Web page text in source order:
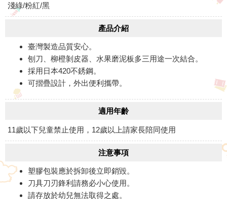
淺綠/粉紅/黑
產品介紹
臺灣製造品質安心。
刨刀、柳橙剝皮器、水果磨泥板多三用途一次結合。
採用日本420不銹鋼。
可摺疊設計，外出便利攜帶。
適用年齡
11歲以下兒童禁止使用，12歲以上請家長陪同使用
注意事項
塑膠包裝應於拆卸後立即銷毀。
刀具刀刃鋒利請務必小心使用。
請存放於幼兒無法取得之處。